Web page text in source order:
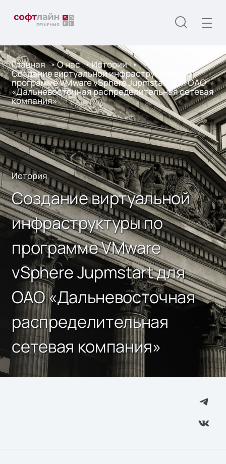
Главная О нас Истории
Создание виртуальной инфраструктуры по
программе VMware vSphere Jupmstart для ОАО
«Дальневосточная распределительная сетевая
компания»
История
Создание виртуальной
инфраструктуры по
программе VMware
vSphere Jupmstart для
ОАО «Дальневосточная
распределительная
сетевая компания»